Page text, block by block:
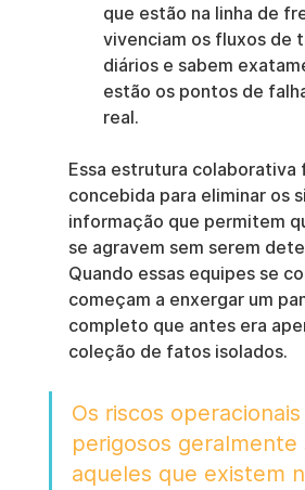
que estão na linha de
vivenciam os fluxos de
diários e sabem
estão os pontos de
real.
Essa estrutura colaborativa
concebida para eliminar os
informação que permitem
se agravem sem serem
Quando essas equipes se
começam a enxergar um
completo que antes era
coleção de fatos isolados.
Os riscos operacionais
perigosos geralmente
aqueles que existem